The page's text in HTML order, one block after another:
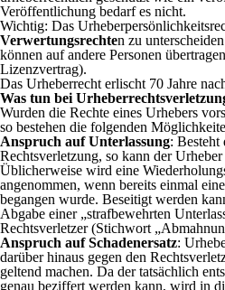
Veröffentlichung bedarf es nicht.
Wichtig: Das
Verwertungsrechten zu
können auf andere Personen
Lizenzvertrag).
Das Urheberrecht erlischt 70 Jahre
Was tun bei
Wurden die Rechte eines Urhebers
so bestehen die folgenden
Anspruch auf Unterlassung: Besteht
Rechtsverletzung, so kann der
Üblicherweise wird eine
angenommen, wenn bereits einmal
begangen wurde. Beseitigt werden
Abgabe einer „strafbewehrten
Rechtsverletzer (Stichwort
Anspruch auf Schadenersatz:
darüber hinaus gegen den
geltend machen. Da der tatsächlich
genau beziffert werden kann, wird in